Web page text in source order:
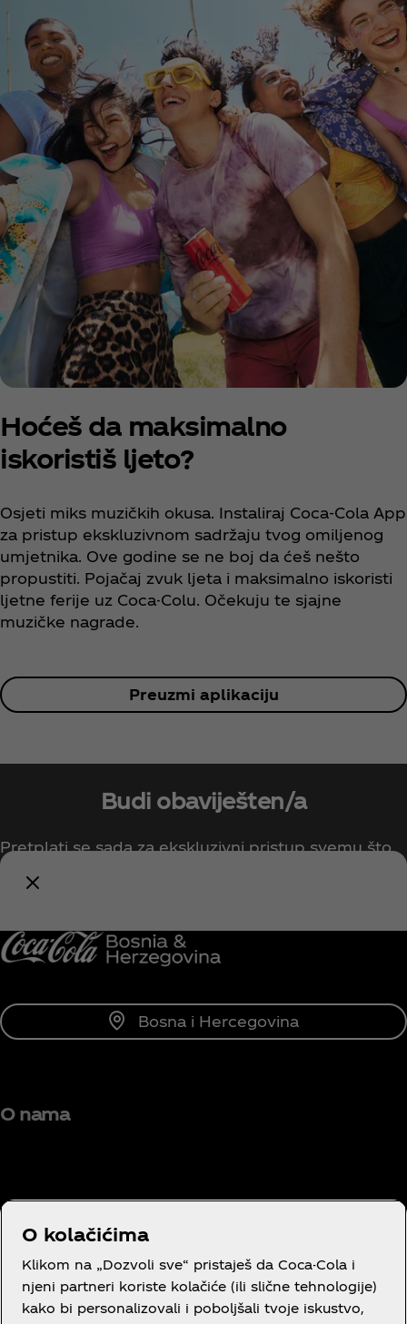
Hoćeš da maksimalno
iskoristiš ljeto?
Osjeti miks muzičkih okusa. Instaliraj Coca‑Cola App
za pristup ekskluzivnom sadržaju tvog omiljenog
umjetnika. Ove godine se ne boj da ćeš nešto
propustiti. Pojačaj zvuk ljeta i maksimalno iskoristi
ljetne ferije uz Coca-Colu. Očekuju te sjajne
muzičke nagrade.
Preuzmi aplikaciju
Budi obaviješten/a
Pretplati se sada za ekskluzivni pristup svemu što
Bosna i Hercegovina
O nama
Trebaš pomoć?
O kolačićima
Klikom na „Dozvoli sve“ pristaješ da Coca-Cola i
njeni partneri koriste kolačiće (ili slične tehnologije)
kako bi personalizovali i poboljšali tvoje iskustvo,